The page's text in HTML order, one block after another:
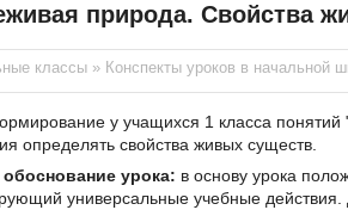
природа. Свойства
классы » Конспекты уроков в начальной
у учащихся 1 класса
определять свойства живых существ.
урока: в основу урока
универсальные учебные действия.